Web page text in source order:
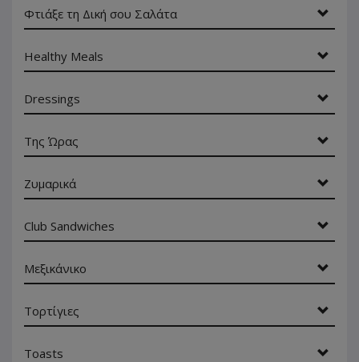
Φτιάξε τη Δική σου Σαλάτα
Healthy Meals
Dressings
Της Ώρας
Ζυμαρικά
Club Sandwiches
Μεξικάνικο
Τορτίγιες
Toasts